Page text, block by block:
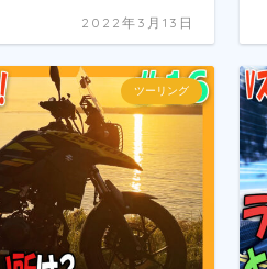
2022年3月13日
ツーリング